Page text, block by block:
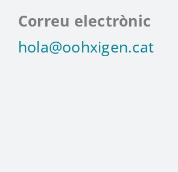
Correu electrònic
hola@oohxigen.cat